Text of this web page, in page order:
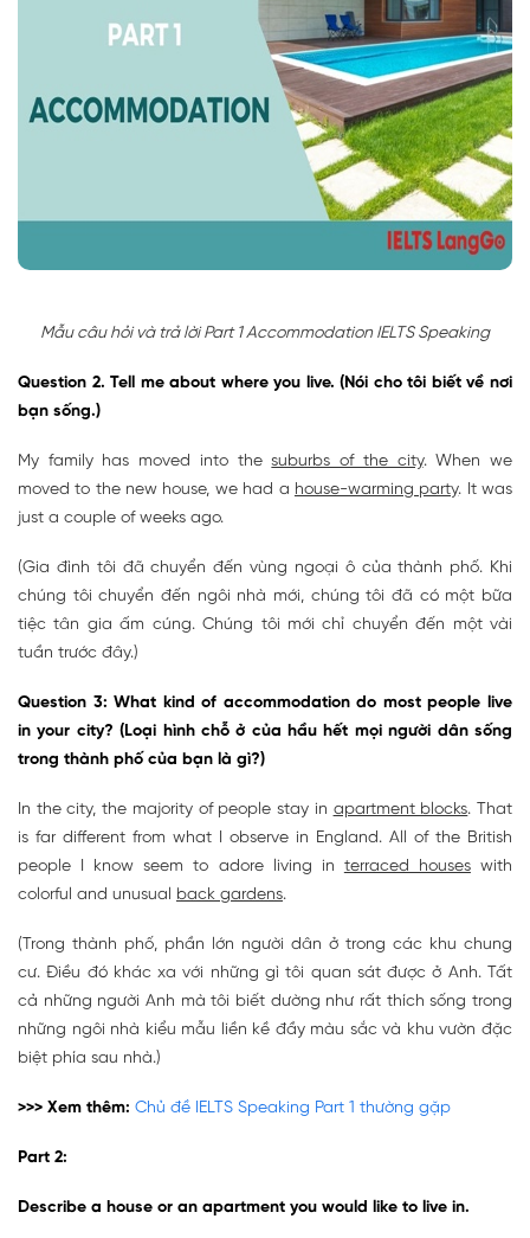
Mẫu câu hỏi và trả lời Part 1 Accommodation IELTS Speaking
Question 2. Tell me about where you live. (Nói cho tôi biết về nơi
bạn sống.)
My family has moved into thesuburbs of the city. When we
moved to the new house, we had a house-warming party. It was
just a couple of weeks ago.
(Gia đình tôi đã chuyển đến vùng ngoại ô của thành phố. Khi
chúng tôi chuyển đến ngôi nhà mới, chúng tôi đã có một bữa
tiệc tân gia ấm cúng. Chúng tôi mới chỉ chuyển đến một vài
tuần trước đây.)
Question 3: What kind of accommodation do most people live
in your city? (Loại hình chỗ ở của hầu hết mọi người dân sống
trong thành phố của bạn là gì?)
In the city, the majority of people stay in apartment blocks. That
is far different from what I observe in England. All of the British
people I know seem to adore living in terraced houseswith
colorful and unusual back gardens.
(Trong thành phố, phần lớn người dân ở trong các khu chung
cư. Điều đó khác xa với những gì tôi quan sát được ở Anh. Tất
cả những người Anh mà tôi biết dường như rất thích sống trong
những ngôi nhà kiểu mẫu liền kề đầy màu sắc và khu vườn đặc
biệt phía sau nhà.)
>>> Xem thêm: Chủ đề IELTS Speaking Part 1 thường gặp
Part 2:
Describe a house or an apartment you would like to live in.